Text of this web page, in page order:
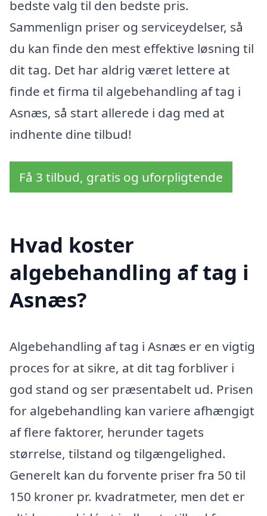
bedste valg til den bedste pris.
Sammenlign priser og serviceydelser, så
du kan finde den mest effektive løsning til
dit tag. Det har aldrig været lettere at
finde et firma til algebehandling af tag i
Asnæs, så start allerede i dag med at
indhente dine tilbud!
Få 3 tilbud, gratis og uforpligtende
Hvad koster
algebehandling af tag i
Asnæs?
Algebehandling af tag i Asnæs er en vigtig
proces for at sikre, at dit tag forbliver i
god stand og ser præsentabelt ud. Prisen
for algebehandling kan variere afhængigt
af flere faktorer, herunder tagets
størrelse, tilstand og tilgængelighed.
Generelt kan du forvente priser fra 50 til
150 kroner pr. kvadratmeter, men det er